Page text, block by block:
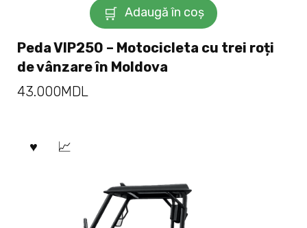
Adaugă în coș
Peda VIP250 – Motocicleta cu trei roți
de vânzare în Moldova
43.000MDL